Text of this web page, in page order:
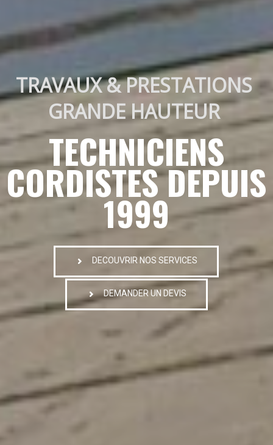
TRAVAUX & PRESTATIONS
GRANDE HAUTEUR
TECHNICIENS
CORDISTES DEPUIS
1999
DECOUVRIR NOS SERVICES
DEMANDER UN DEVIS